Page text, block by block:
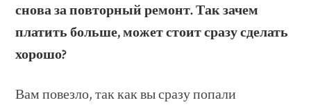
снова за повторный ремонт. Так зачем
платить больше, может стоит сразу сделать
хорошо?
Вам повезло, так как вы сразу попали